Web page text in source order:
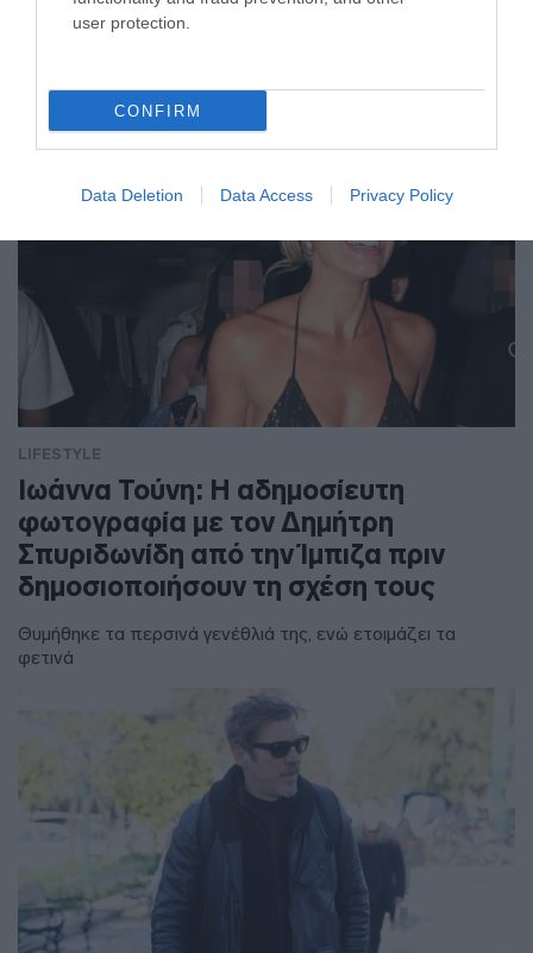
user protection.
CONFIRM
Data Deletion Data Access Privacy Policy
LIFESTYLE
Ιωάννα Τούνη: Η αδημοσίευτη
φωτογραφία με τον Δημήτρη
Σπυριδωνίδη από την Ίμπιζα πριν
δημοσιοποιήσουν τη σχέση τους
Θυμήθηκε τα περσινά γενέθλιά της, ενώ ετοιμάζει τα
φετινά